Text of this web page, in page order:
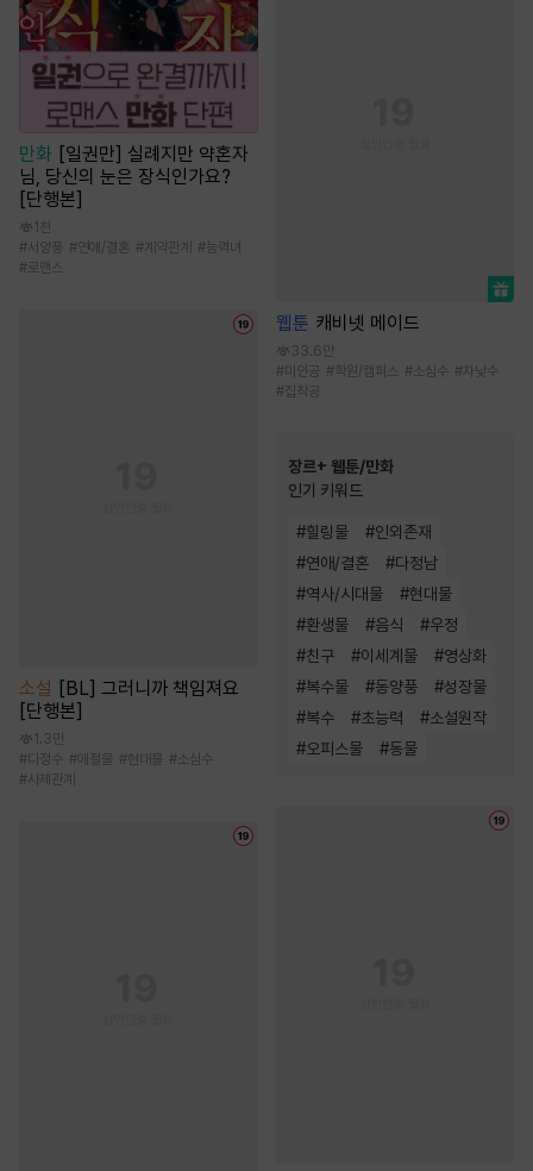
만화 [일권만] 실례지만 약혼자
님, 당신의 눈은 장식인가요?
[단행본]
1천
#서양풍 #연애/결혼 # 계약관계 #능력녀
#로맨스
소설 [BL] 그러니까 책임져요
[단행본]
1.3만
#다정수 #애절물 #현대물 #소심수
#사제관계
웹툰 캐비넷 메이드
33.6만
#미인공 #학원/캠퍼스 #소심수 #자낮수
#집착공
장르+ 웹툰/만화
인기 키워드
#힐링물 #인외존재
#연애/결혼 #다정남
#역사/시대물 #현대물
#환생물 #음식 #우정
#친구 #이세계물 #영상화
#복수물 #동양풍 #성장물
#복수 #초능력 #소설원작
#오피스물 #동물